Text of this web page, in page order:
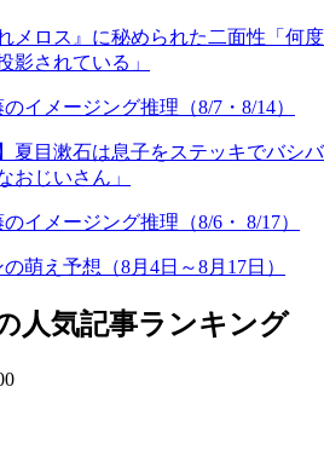
メロス』に秘められた二面性「何度
影されている」
イメージング推理（8/7・8/14）
夏目漱石は息子をステッキでバシバ
おじいさん」
イメージング推理（8/6・ 8/17）
萌え予想（8月4日～8月17日）
人気記事ランキング